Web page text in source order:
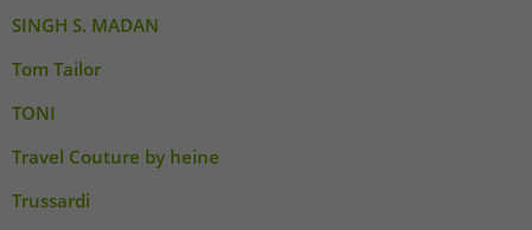
SINGH S. MADAN
Tom Tailor
TONI
Travel Couture by heine
Trussardi